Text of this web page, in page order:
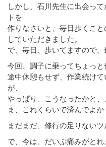
しかし、石川先生に出会っ
トを
作りなさいと、毎日歩くこ
していただきました。
で、毎日、歩いてますので、
今回、調子に乗ってちょっと
途中休憩もせず、作業続け
が、
やっぱり、こうなったかと、
ま、これくらいで済んでよか
まだまだ、修行の足りないツ
で、今は、だいぶ痛みがとれ